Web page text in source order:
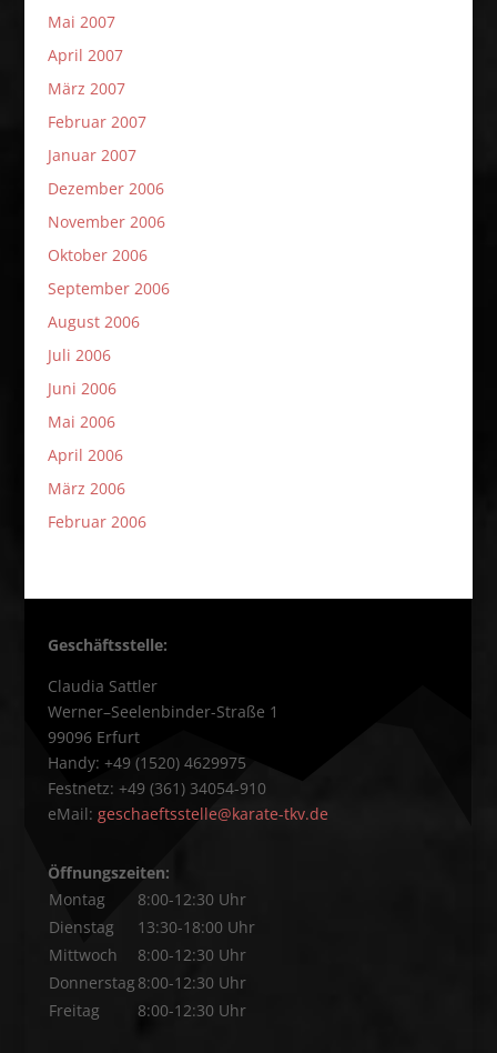
Mai 2007
April 2007
März 2007
Februar 2007
Januar 2007
Dezember 2006
November 2006
Oktober 2006
September 2006
August 2006
Juli 2006
Juni 2006
Mai 2006
April 2006
März 2006
Februar 2006
Geschäftsstelle:
Claudia Sattler
Werner–Seelenbinder-Straße 1
99096 Erfurt
Handy: +49 (1520) 4629975
Festnetz: +49 (361) 34054-910
eMail: geschaeftsstelle@karate-tkv.de
Öffnungszeiten:
Montag
8:00-12:30 Uhr
Dienstag
13:30-18:00 Uhr
Mittwoch
8:00-12:30 Uhr
Donnerstag 8:00-12:30 Uhr
Freitag
8:00-12:30 Uhr